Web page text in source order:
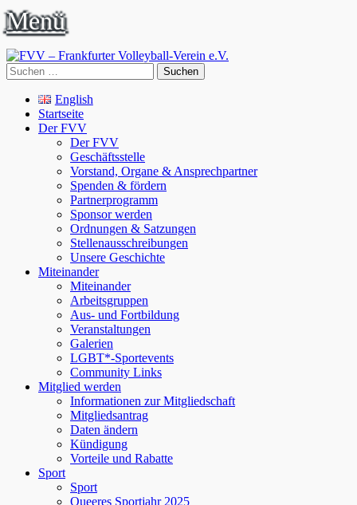
Menü
FVV - Frankfurter Volleyball-Verein e.V.
fvv. sport. miteinander. community
Suchen
nach:
Primäres
Menü
Zum
Inhalt
springen
English
Startseite
Der FVV
Der FVV
Geschäftsstelle
Vorstand, Organe & Ansprechpartner
Spenden & fördern
Partnerprogramm
Sponsor werden
Ordnungen & Satzungen
Stellenausschreibungen
Unsere Geschichte
Miteinander
Miteinander
Arbeitsgruppen
Aus- und Fortbildung
Veranstaltungen
Galerien
LGBT*-Sportevents
Community Links
Mitglied werden
Informationen zur Mitgliedschaft
Mitgliedsantrag
Daten ändern
Kündigung
Vorteile und Rabatte
Sport
Sport
Queeres Sportjahr 2025